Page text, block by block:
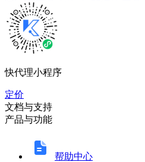
快代理小程序
定价
文档与支持
产品与功能
帮助中心